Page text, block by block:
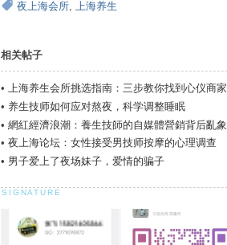
夜上海会所, 上海养生
相关帖子
• 上海养生会所挑选指南：三步教你找到心仪商家
• 养生技师如何应对熬夜，科学调整睡眠
• 網紅經濟浪潮：養生技師的自媒體營銷背后亂象
• 夜上海论坛：女性接受男技师按摩的心理调查
• 男子爱上了夜场妹子，爱情的骗子